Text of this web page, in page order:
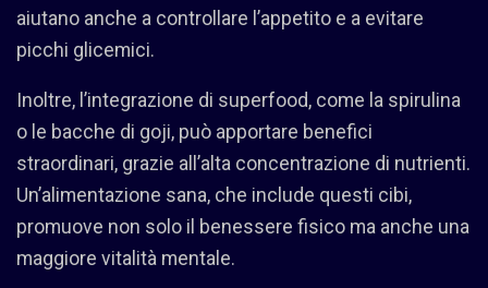
aiutano anche a controllare l’appetito e a evitare
picchi glicemici.
Inoltre, l’integrazione di superfood, come la spirulina
o le bacche di goji, può apportare benefici
straordinari, grazie all’alta concentrazione di nutrienti.
Un’alimentazione sana, che include questi cibi,
promuove non solo il benessere fisico ma anche una
maggiore vitalità mentale.